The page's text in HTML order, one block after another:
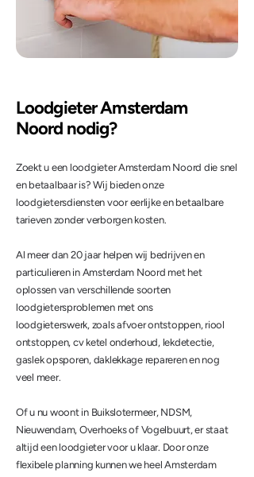
Loodgieter Amsterdam
Noord nodig?
Zoekt u een loodgieter Amsterdam Noord die snel
en betaalbaar is? Wij bieden onze
loodgietersdiensten voor eerlijke en betaalbare
tarieven zonder verborgen kosten.
Al meer dan 20 jaar helpen wij bedrijven en
particulieren in Amsterdam Noord met het
oplossen van verschillende soorten
loodgietersproblemen met ons
loodgieterswerk, zoals afvoer ontstoppen, riool
ontstoppen, cv ketel onderhoud, lekdetectie,
gaslek opsporen, daklekkage repareren en nog
veel meer.
Of u nu woont in Buikslotermeer, NDSM,
Nieuwendam, Overhoeks of Vogelbuurt, er staat
altijd een loodgieter voor u klaar. Door onze
flexibele planning kunnen we heel Amsterdam